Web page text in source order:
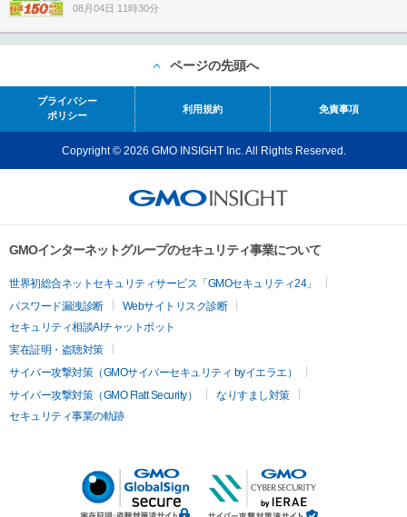
08月04日 11時30分
ページの先頭へ
プライバシー
ポリシー
利用規約 免責事項
Copyright © 2026 GMO INSIGHT Inc. All Rights Reserved.
GMOインターネットグループのセキュリティ事業について
世界初総合ネットセキュリティサービス「GMOセキュリティ24」
パスワード漏洩診断
Webサイトリスク診断
セキュリティ相談AIチャットボット
実在証明・盗聴対策
サイバー攻撃対策（GMOサイバーセキュリティ byイエラエ）
サイバー攻撃対策（GMO Flatt Security）
なりすまし対策
セキュリティ事業の軌跡